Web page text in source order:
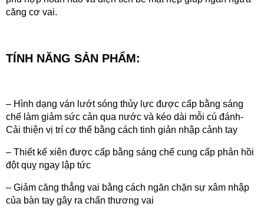
căng cơ vai.
TÍNH NĂNG SẢN PHẨM:
– Hình dạng ván lướt sóng thủy lực được cấp bằng sáng
chế làm giảm sức cản qua nước và kéo dài mỗi cú đánh-
Cải thiện vị trí cơ thể bằng cách tinh giản nhập cảnh tay
– Thiết kế xiên được cấp bằng sáng chế cung cấp phản hồi
đột quỵ ngay lập tức
– Giảm căng thẳng vai bằng cách ngăn chặn sự xâm nhập
của bàn tay gây ra chấn thương vai